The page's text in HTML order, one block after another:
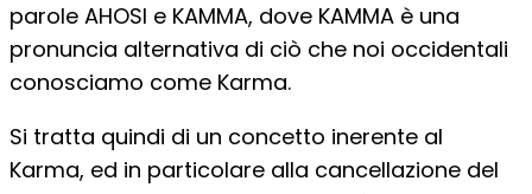
parole AHOSI e KAMMA, dove KAMMA è una
pronuncia alternativa di ciò che noi occidentali
conosciamo come Karma.
Si tratta quindi di un concetto inerente al
Karma, ed in particolare alla cancellazione del